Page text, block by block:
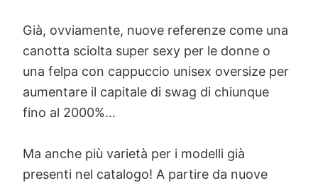
Già, ovviamente, nuove referenze come una
canotta sciolta super sexy per le donne o
una felpa con cappuccio unisex oversize per
aumentare il capitale di swag di chiunque
fino al 2000%...
Ma anche più varietà per i modelli già
presenti nel catalogo! A partire da nuove